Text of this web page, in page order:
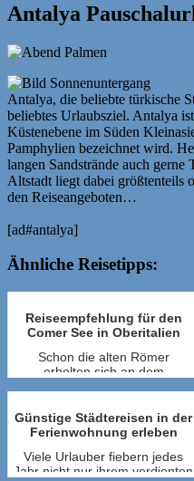
Antalya
Antalya, die beliebte türkische
beliebtes Urlaubsziel. Antalya
Küstenebene im Süden
Pamphylien bezeichnet wird.
langen Sandstrände auch
Altstadt liegt dabei größtenteils
den Reiseangeboten…
[ad#antalya]
Ähnliche Reisetipps:
Reiseempfehlung für den
Comer See in Oberitalien
Schon die alten Römer
erholten sich an dem
um den Comer...
Günstige Städtereisen in der
Ferienwohnung erleben
Viele Urlauber fiebern jedes
Jahr nicht nur ihrem verdienten